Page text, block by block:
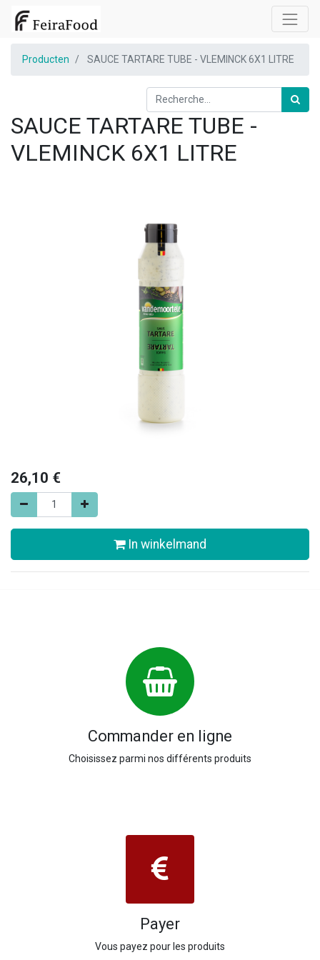
Producten SAUCE TARTARE TUBE - VLEMINCK 6X1 LITRE
SAUCE TARTARE TUBE -
VLEMINCK 6X1 LITRE
26,10 €
In winkelmand
Commander en ligne
Choisissez parmi nos différents produits
Payer
Vous payez pour les produits